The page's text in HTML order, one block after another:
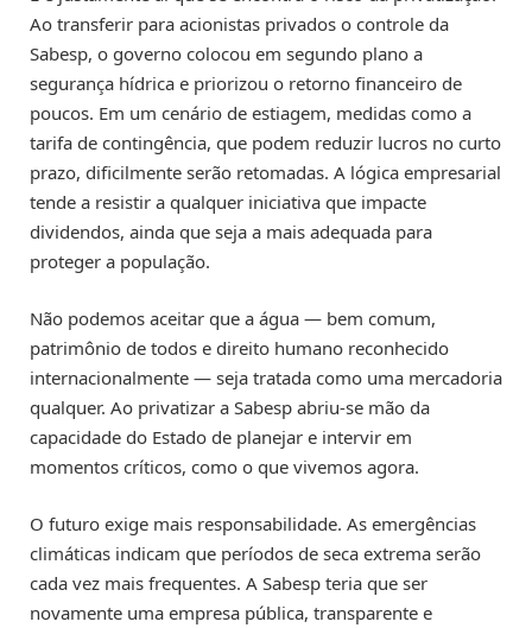
Ao transferir para acionistas privados o controle da
Sabesp, o governo colocou em segundo plano a
segurança hídrica e priorizou o retorno financeiro de
poucos. Em um cenário de estiagem, medidas como a
tarifa de contingência, que podem reduzir lucros no curto
prazo, dificilmente serão retomadas. A lógica empresarial
tende a resistir a qualquer iniciativa que impacte
dividendos, ainda que seja a mais adequada para
proteger a população.
Não podemos aceitar que a água — bem comum,
patrimônio de todos e direito humano reconhecido
internacionalmente — seja tratada como uma mercadoria
qualquer. Ao privatizar a Sabesp abriu-se mão da
capacidade do Estado de planejar e intervir em
momentos críticos, como o que vivemos agora.
O futuro exige mais responsabilidade. As emergências
climáticas indicam que períodos de seca extrema serão
cada vez mais frequentes. A Sabesp teria que ser
novamente uma empresa pública, transparente e